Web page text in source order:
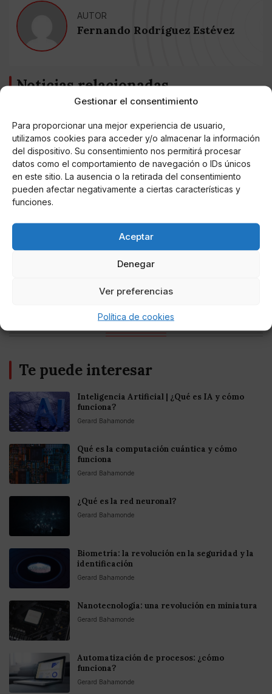
Gestionar el consentimiento
Para proporcionar una mejor experiencia de usuario,
utilizamos cookies para acceder y/o almacenar la información
del dispositivo. Su consentimiento nos permitirá procesar
datos como el comportamiento de navegación o IDs únicos
en este sitio. La ausencia o la retirada del consentimiento
pueden afectar negativamente a ciertas características y
funciones.
Aceptar
Denegar
Ver preferencias
Política de cookies
AUTOR
Fernando Rodríguez Estévez
Noticias relacionadas
Colombia 2025: Bitcoin Casinos
Online Casino
Mejores Casinos Online con Bitcoin y
Criptomonedas en Argentina 2025
criptomonedas y Bitcoin en México 2025
Europea
Te puede interesar
Inteligencia Artificial | ¿Qué es IA y cómo
funciona?
Gerard Bahamonde
Qué es la computación cuántica y cómo
funciona
Gerard Bahamonde
¿Qué es la red neuronal?
Gerard Bahamonde
Biometría: la revolución en la seguridad y la
identificación
Gerard Bahamonde
Nanotecnología: una revolución en miniatura
Gerard Bahamonde
Automatización de procesos: ¿cómo
funciona?
Gerard Bahamonde